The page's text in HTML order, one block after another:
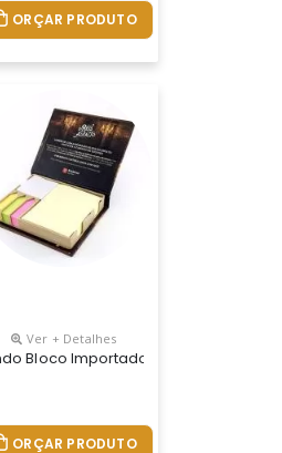
ORÇAR PRODUTO
Folhas Com Ou Sem
Em 4 Cores, Miolo Com 96
De Capa Flexível Com Arte
Em Papel Colorido Com Ou Sem
Do Seu Jeito.
Ver + Detalhes
Bloco Importado Com Toque
ORÇAR PRODUTO